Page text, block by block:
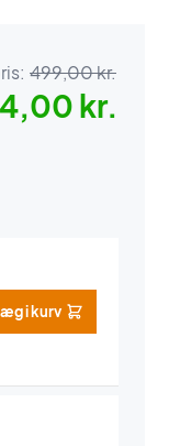
499,00 kr.
kr.
i kurv